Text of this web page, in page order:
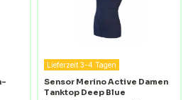
Lieferzeit 3-4 Tagen
Sensor Merino Active Damen
Tanktop Deep Blue